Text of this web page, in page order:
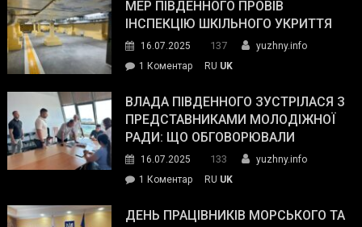
органів:
«Наш
спільний
окупанти.
Маємо
діяти
команда
ДСНС
власноруч
пожежу
у
МЕР ПІВДЕННОГО ПРОВІВ
ІНСПЕКЦІЮ ШКІЛЬНОГО УКРИТТЯ
16.07.2025 137
yuzhny.info
1 Коментардо
Південного
провів
інспекцію
RU UK
ВЛАДА ПІВДЕННОГО ЗУСТРІЛАСЯ З
ПРЕДСТАВНИКАМИ МОЛОДІЖНОЇ
РАДИ: ЩО ОБГОВОРЮВАЛИ
16.07.2025 133
yuzhny.info
1 Коментардо
Південного
RU UK
ДЕНЬ ПРАЦІВНИКІВ МОРСЬКОГО ТА